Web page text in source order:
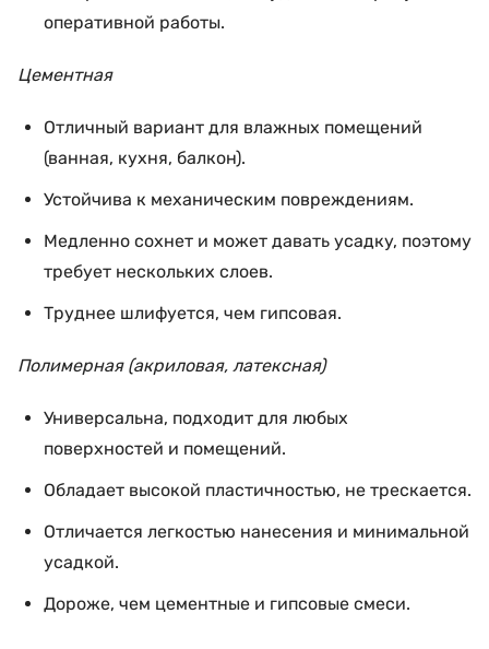
оперативной работы.
Цементная
Отличный вариант для влажных помещений
(ванная, кухня, балкон).
Устойчива к механическим повреждениям.
Медленно сохнет и может давать усадку, поэтому
требует нескольких слоев.
Труднее шлифуется, чем гипсовая.
Полимерная (акриловая, латексная)
Универсальна, подходит для любых
поверхностей и помещений.
Обладает высокой пластичностью, не трескается.
Отличается легкостью нанесения и минимальной
усадкой.
Дороже, чем цементные и гипсовые смеси.